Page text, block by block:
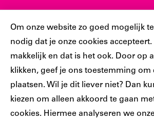
Cookiebar
Om onze website zo goed mogelijk
nodig dat je onze cookies accepteert.
makkelijk en dat is het ook. Door op
klikken, geef je ons toestemming om
plaatsen. Wil je dit liever niet? Dan
kiezen om alleen akkoord te gaan
cookies. Hiermee analyseren we
Sociaal
Volg jij ons al?
Ons
account
Ons
account
Ons
Instagram
account
Ons
account